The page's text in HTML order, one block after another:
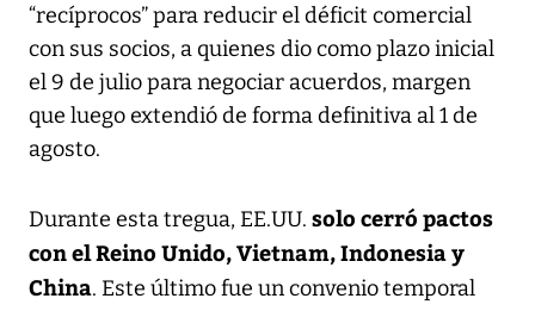
“recíprocos” para reducir el déficit comercial
con sus socios, a quienes dio como plazo inicial
el 9 de julio para negociar acuerdos, margen
que luego extendió de forma definitiva al 1 de
agosto.
Durante esta tregua, EE.UU. solo cerró pactos
con el Reino Unido, Vietnam, Indonesia y
China. Este último fue un convenio temporal